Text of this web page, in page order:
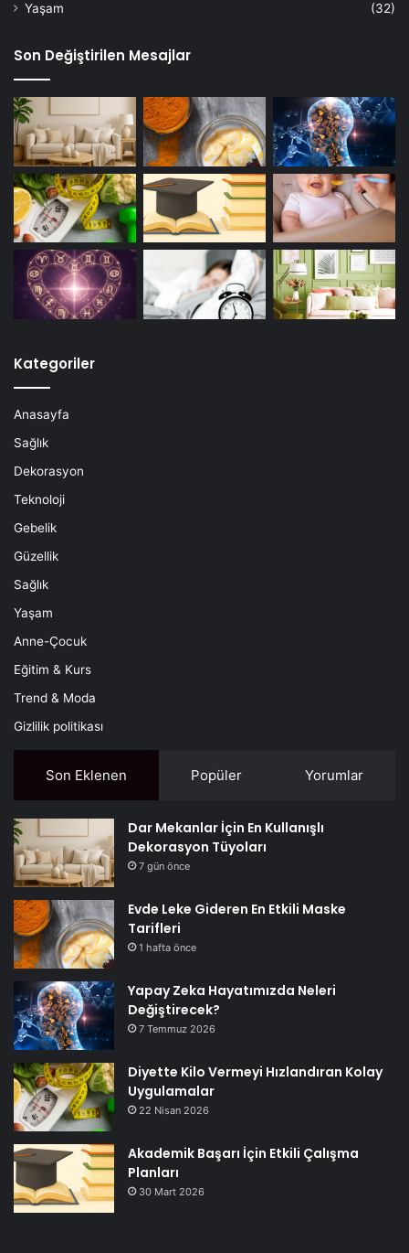
Yaşam
(32)
Son Değiştirilen Mesajlar
Kategoriler
Anasayfa
Sağlık
Dekorasyon
Teknoloji
Gebelik
Güzellik
Sağlık
Yaşam
Anne-Çocuk
Eğitim & Kurs
Trend & Moda
Gizlilik politikası
Son Eklenen Popüler Yorumlar
Dar Mekanlar İçin En Kullanışlı
Dekorasyon Tüyoları
7 gün önce
Evde Leke Gideren En Etkili Maske
Tarifleri
1 hafta önce
Yapay Zeka Hayatımızda Neleri
Değiştirecek?
7 Temmuz 2026
Diyette Kilo Vermeyi Hızlandıran Kolay
Uygulamalar
22 Nisan 2026
Akademik Başarı İçin Etkili Çalışma
Planları
30 Mart 2026